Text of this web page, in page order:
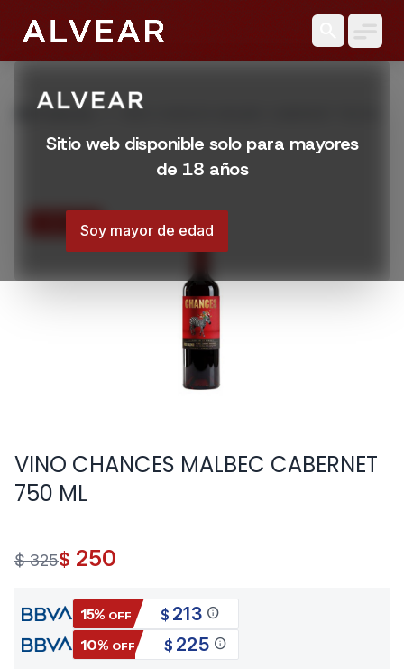
Sitio web disponible solo para mayores
de 18 años
Soy mayor de edad
Productos VINO CHANCES MALBEC CABERNET 750 ML
23% OFF
VINO CHANCES MALBEC CABERNET
750 ML
$ 325$ 250
15% OFF $ 213 info
10% OFF $ 225 info